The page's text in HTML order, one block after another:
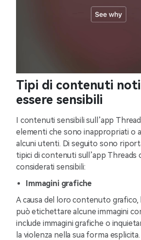
Tipi di contenuti
essere sensibili
I contenuti sensibili sull’app
elementi che sono inappropriati o
alcuni utenti. Di seguito sono
tipici di contenuti sull’app Threads
considerati sensibili:
Immagini grafiche
A causa del loro contenuto grafico,
può etichettare alcune immagini
include immagini grafiche o
la violenza nella sua forma